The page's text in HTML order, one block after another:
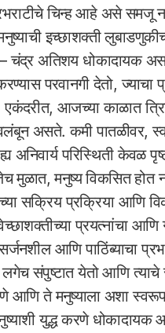
चिन्ह आहे असे समजू
इच्छाशक्ती
– चंद्र अतिशय धोकादायक
परवानगी देतो, ज्याचा
एकंदरीत, आजच्या काळात
असते. कमी पातळीवर,
अनिवार्य परिस्थिती केवळ
मुळात, मनुष्य विकसित होत
सक्रिय प्रक्रिया आणि
प्रयत्नांचा
आणि पाठिंब्याचा
लगेच संपुष्टात येतो आणि
आणि ते मनुष्याला अशा
युद्ध करणे